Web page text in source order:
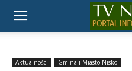
TELEWIZJA
NISKO
Aktualności Gmina i Miasto Nisko